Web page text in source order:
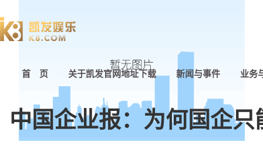
首 页 关于凯发官网地址下载 新闻与事件 业务
中国企业报：为何国企